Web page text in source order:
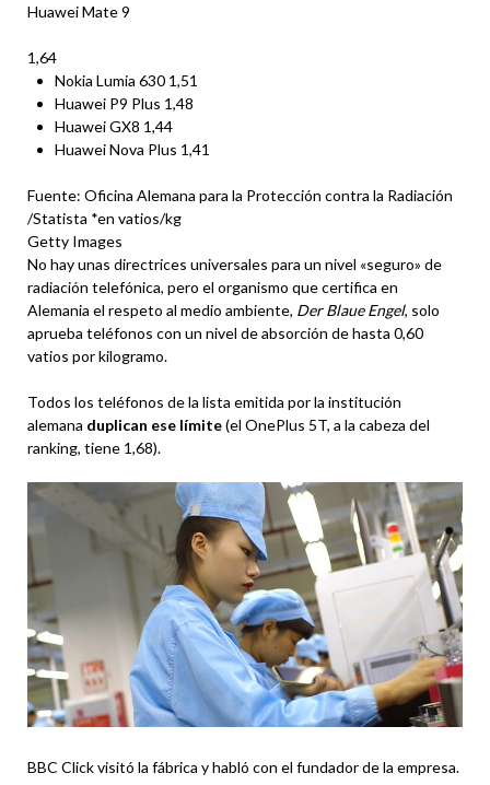
Huawei Mate 9
1,64
Nokia Lumia 630 1,51
Huawei P9 Plus 1,48
Huawei GX8 1,44
Huawei Nova Plus 1,41
Fuente: Oficina Alemana para la Protección contra la Radiación
/Statista *en vatios/kg
Getty Images
No hay unas directrices universales para un nivel «seguro» de
radiación telefónica, pero el organismo que certifica en
Alemania el respeto al medio ambiente, Der Blaue Engel, solo
aprueba teléfonos con un nivel de absorción de hasta 0,60
vatios por kilogramo.
Todos los teléfonos de la lista emitida por la institución
alemana duplican ese límite(el OnePlus 5T, a la cabeza del
ranking, tiene 1,68).
BBC Click visitó la fábrica y habló con el fundador de la empresa.